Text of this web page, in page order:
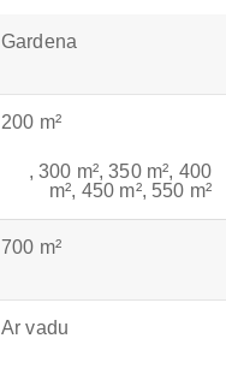
Gardena
200 m²
, 300 m²,350 m², 400
m², 450 m², 550 m²
700 m²
Ar vadu